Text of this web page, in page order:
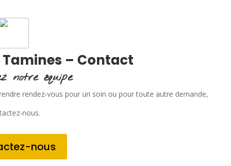
– Contact
notre équipe
rendez-vous pour un soin ou pour toute autre demande,
nous.
nous